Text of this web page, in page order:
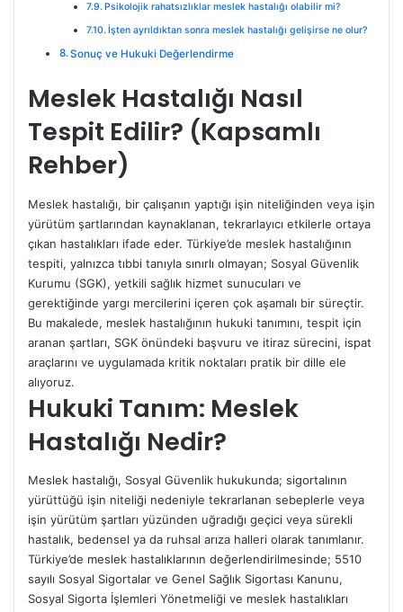
Psikolojik rahatsızlıklar meslek hastalığı olabilir mi?
İşten ayrıldıktan sonra meslek hastalığı gelişirse ne olur?
Sonuç ve Hukuki Değerlendirme
Meslek Hastalığı Nasıl
Tespit Edilir? (Kapsamlı
Rehber)
Meslek hastalığı, bir çalışanın yaptığı işin niteliğinden veya işin
yürütüm şartlarından kaynaklanan, tekrarlayıcı etkilerle ortaya
çıkan hastalıkları ifade eder. Türkiye’de meslek hastalığının
tespiti, yalnızca tıbbi tanıyla sınırlı olmayan; Sosyal Güvenlik
Kurumu (SGK), yetkili sağlık hizmet sunucuları ve
gerektiğinde yargı mercilerini içeren çok aşamalı bir süreçtir.
Bu makalede, meslek hastalığının hukuki tanımını, tespit için
aranan şartları, SGK önündeki başvuru ve itiraz sürecini, ispat
araçlarını ve uygulamada kritik noktaları pratik bir dille ele
alıyoruz.
Hukuki Tanım: Meslek
Hastalığı Nedir?
Meslek hastalığı, Sosyal Güvenlik hukukunda; sigortalının
yürüttüğü işin niteliği nedeniyle tekrarlanan sebeplerle veya
işin yürütüm şartları yüzünden uğradığı geçici veya sürekli
hastalık, bedensel ya da ruhsal arıza halleri olarak tanımlanır.
Türkiye’de meslek hastalıklarının değerlendirilmesinde; 5510
sayılı Sosyal Sigortalar ve Genel Sağlık Sigortası Kanunu,
Sosyal Sigorta İşlemleri Yönetmeliği ve meslek hastalıkları